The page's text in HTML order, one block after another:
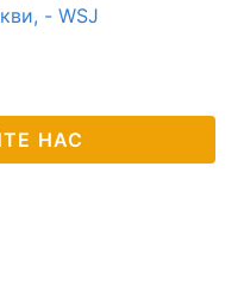
- WSJ
НАС